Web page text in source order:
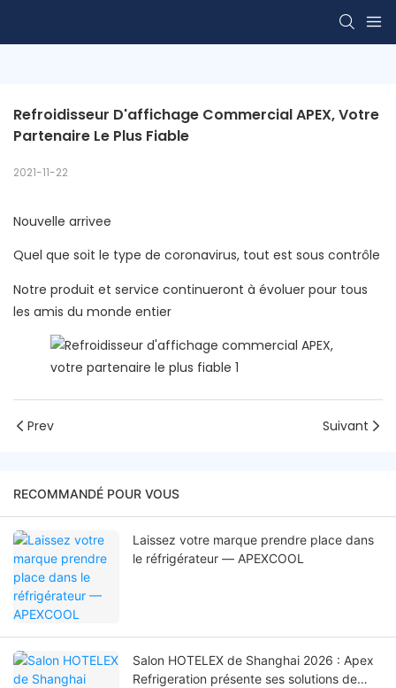
Refroidisseur D'affichage Commercial APEX, Votre
Partenaire Le Plus Fiable
2021-11-22
Nouvelle arrivee
Quel que soit le type de coronavirus, tout est sous contrôle
Notre produit et service continueront à évoluer pour tous
les amis du monde entier
Prev Suivant
RECOMMANDÉ POUR VOUS
Laissez votre marque prendre place dans
le réfrigérateur — APEXCOOL
Salon HOTELEX de Shanghai 2026 : Apex
Refrigeration présente ses solutions de